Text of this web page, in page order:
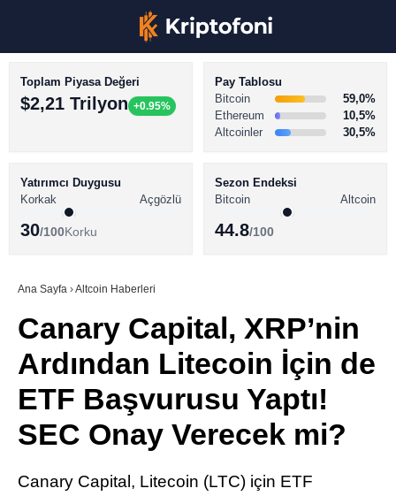
Youtube
TikTok
Pinterest
BİTCOİN HABERLERİ
ALTCOİN HABERLERİ
SÖZLÜK
Toplam Piyasa Değeri
$2,21 Trilyon +0.95%
Pay Tablosu
Bitcoin
59,0%
Ethereum
10,5%
Altcoinler
30,5%
Yatırımcı Duygusu
Korkak
Açgözlü
30/100Korku
Sezon Endeksi
Bitcoin
Altcoin
44.8/100
Ana Sayfa ›Altcoin Haberleri
Canary Capital, XRP’nin
Ardından Litecoin İçin de
ETF Başvurusu Yaptı!
SEC Onay Verecek mi?
Canary Capital, Litecoin (LTC) için ETF